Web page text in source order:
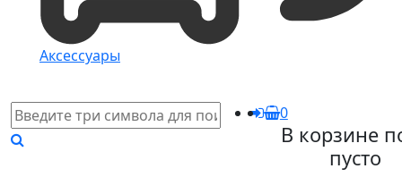
Аксессуары
0
В корзине
пусто